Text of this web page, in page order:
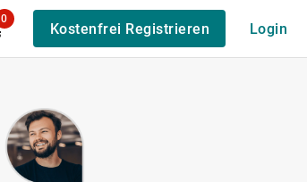
0
Kostenfrei Registrieren Login